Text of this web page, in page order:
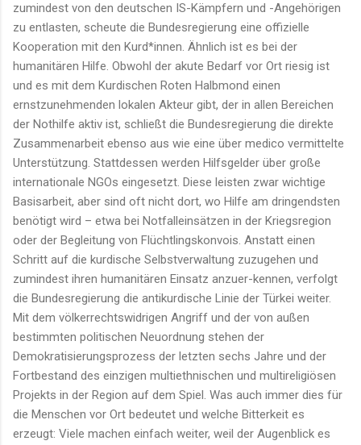
zumindest von den deutschen IS-Kämpfern und -Angehörigen
zu entlasten, scheute die Bundesregierung eine offizielle
Kooperation mit den Kurd*innen. Ähnlich ist es bei der
humanitären Hilfe. Obwohl der akute Bedarf vor Ort riesig ist
und es mit dem Kurdischen Roten Halbmond einen
ernstzunehmenden lokalen Akteur gibt, der in allen Bereichen
der Nothilfe aktiv ist, schließt die Bundesregierung die direkte
Zusammenarbeit ebenso aus wie eine über medico vermittelte
Unterstützung. Stattdessen werden Hilfsgelder über große
internationale NGOs eingesetzt. Diese leisten zwar wichtige
Basisarbeit, aber sind oft nicht dort, wo Hilfe am dringendsten
benötigt wird – etwa bei Notfalleinsätzen in der Kriegsregion
oder der Begleitung von Flüchtlingskonvois. Anstatt einen
Schritt auf die kurdische Selbstverwaltung zuzugehen und
zumindest ihren humanitären Einsatz anzuer-kennen, verfolgt
die Bundesregierung die antikurdische Linie der Türkei weiter.
Mit dem völkerrechtswidrigen Angriff und der von außen
bestimmten politischen Neuordnung stehen der
Demokratisierungsprozess der letzten sechs Jahre und der
Fortbestand des einzigen multiethnischen und multireligiösen
Projekts in der Region auf dem Spiel. Was auch immer dies für
die Menschen vor Ort bedeutet und welche Bitterkeit es
erzeugt: Viele machen einfach weiter, weil der Augenblick es